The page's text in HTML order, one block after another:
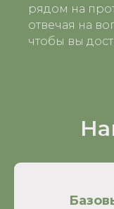
рядом на
отвечая на
чтобы вы